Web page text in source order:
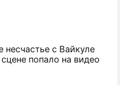
несчастье с Вайкуле
попало на видео